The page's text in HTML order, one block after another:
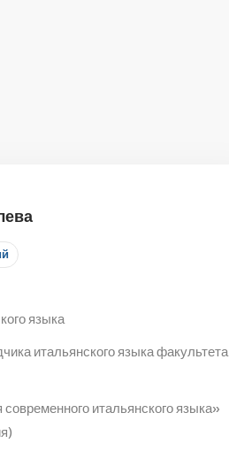
языка
итальянского языка факультета
итальянского языка»